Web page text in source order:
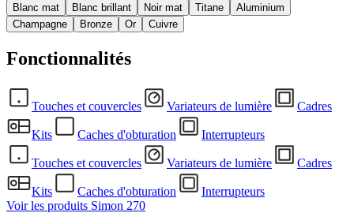
Blanc mat Blanc brillant Noir mat Titane
Aluminium
Champagne
Bronze Or Cuivre
Fonctionnalités
Touches et couvercles Variateurs de lumière Cadres
Kits Caches d'obturation Interrupteurs
Touches et couvercles Variateurs de lumière Cadres
Kits Caches d'obturation
Interrupteurs
Voir les produits Simon 270